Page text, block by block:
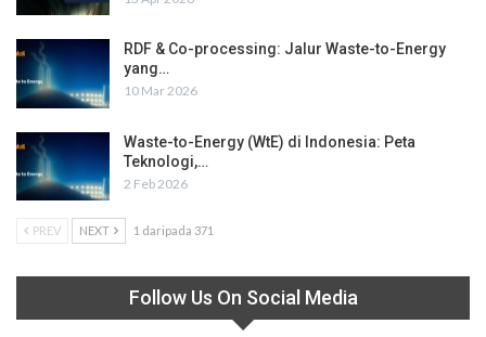
RDF & Co-processing: Jalur Waste-to-Energy
yang…
10 Mar 2026
Waste-to-Energy (WtE) di Indonesia: Peta
Teknologi,…
2 Feb 2026
PREV NEXT 1 daripada 371
Follow Us On Social Media